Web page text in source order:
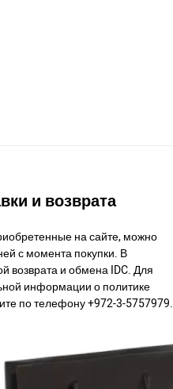
и возврата
на сайте, можно
с момента покупки. В
возврата и обмена IDC. Для
информации о политике
по телефону +972-3-5757979.